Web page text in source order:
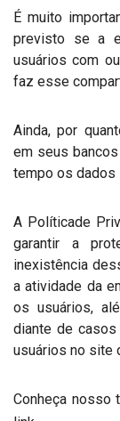
É muito
previsto se a
usuários com
faz esse
Ainda, por
em seus
tempo os dados
A Políticade
garantir a
inexistência
a atividade da
os usuários,
diante de
usuários no site
Conheça nosso